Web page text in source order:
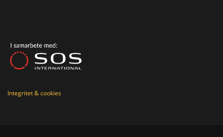
Integritet & cookies